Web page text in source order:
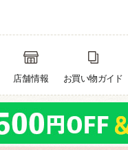
店舗情報 お買い物ガイド